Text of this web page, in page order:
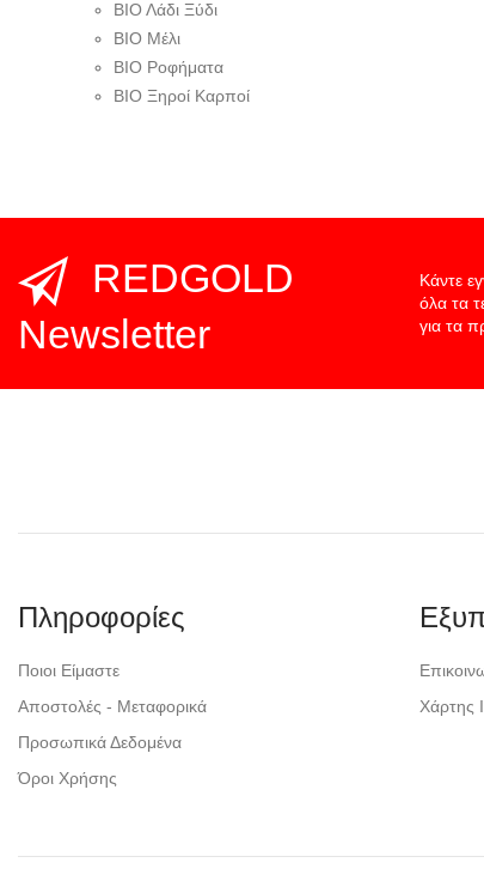
ΒΙΟ Λάδι Ξύδι
ΒΙΟ Μέλι
ΒΙΟ Ροφήματα
ΒΙΟ Ξηροί Καρποί
REDGOLD
Newsletter
Κάντε
όλα τα
για τα
Πληροφορίες
Ποιοι Είμαστε
Αποστολές - Μεταφορικά
Προσωπικά Δεδομένα
Όροι Χρήσης
Χάρτης